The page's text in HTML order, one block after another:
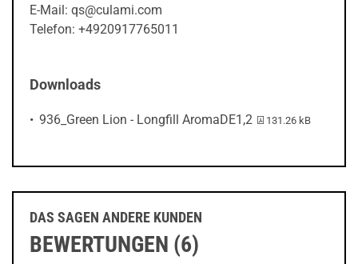
E-Mail: qs@culami.com
Telefon: +4920917765011
Downloads
936_Green Lion - Longfill AromaDE1,2 PDF-Datei:
131.26 kB
DAS SAGEN ANDERE KUNDEN
BEWERTUNGEN (6)